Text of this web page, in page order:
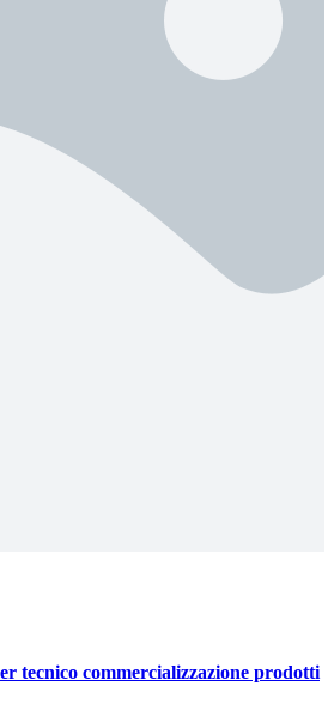
tecnico commercializzazione prodotti